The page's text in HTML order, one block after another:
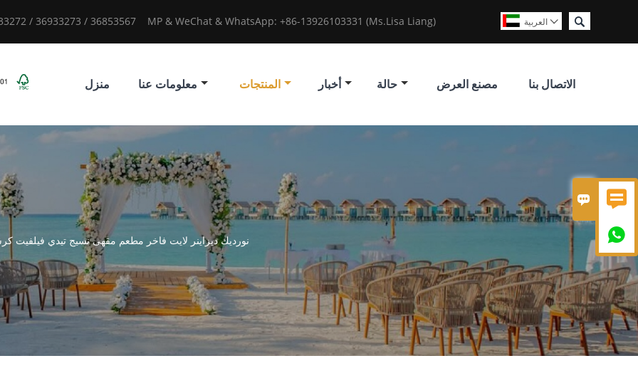
 

/ 36933273 / 36853567 MP & WeChat & WhatsApp: +86-13926103331 (Ms.Lisa Liang)  العربية 
منزل معلومات عنا المنتجات أخبار حالة مصنع العرض الاتصال بنا
نورديك ديزاينر لايت فاخر مطعم مقهى نسيج تيدي فيلفيت